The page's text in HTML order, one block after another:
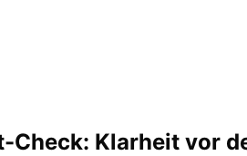
Check: Klarheit vor